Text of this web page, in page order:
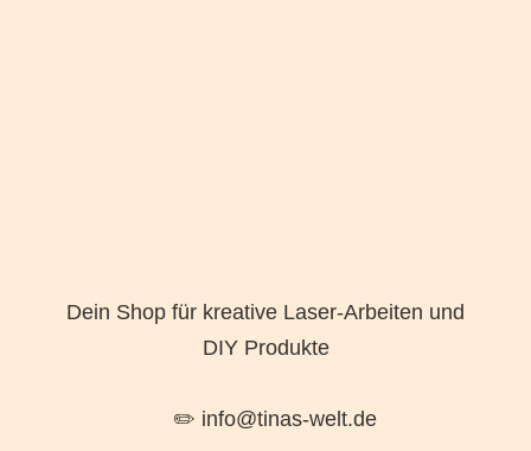
Dein Shop für kreative Laser-Arbeiten und
DIY Produkte
✏️ info@tinas-welt.de